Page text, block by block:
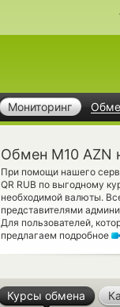
Мониторинг
Обмен M10 AZN
При помощи нашего
QR RUB по выгодному
необходимой валюты.
представителями
Для пользователей,
предлагаем подробное
Курсы обмена